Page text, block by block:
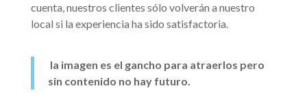
cuenta, nuestros clientes sólo volverán a nuestro
local si la experiencia ha sido satisfactoria.
la imagen es el gancho para atraerlos pero
sin contenido no hay futuro.